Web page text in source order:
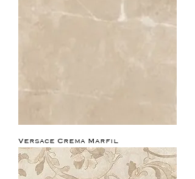
Versace Crema Marfil